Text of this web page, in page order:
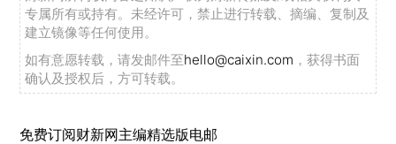
专属所有或持有。未经许可，禁止进行转载、摘编、复制及
建立镜像等任何使用。
如有意愿转载，请发邮件至hello@caixin.com ，获得书面
确认及授权后，方可转载。
免费订阅财新网主编精选版电邮